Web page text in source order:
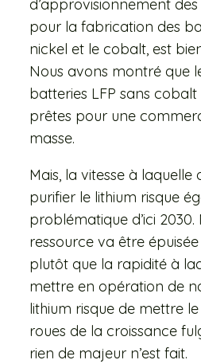
d’approvisionnement
pour la fabrication des
nickel et le cobalt, est
Nous avons montré que
batteries LFP sans
prêtes pour une
masse.
Mais, la vitesse à
purifier le lithium risque
problématique d’ici
ressource va être épuisée
plutôt que la rapidité à
mettre en opération de
lithium risque de mettre
roues de la croissance
rien de majeur n’est fait.